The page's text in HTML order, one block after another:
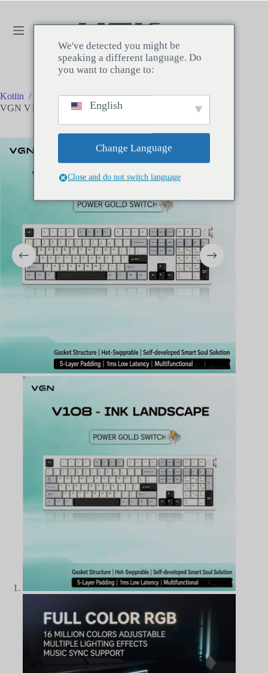
Kotiin / Näppäimistö / Täysikokoinen näppäimistö /
VGN V108 mekaaninen näppäimistö
We've detected you might be
speaking a different language. Do
you want to change to:
English
Change Language
Close and do not switch language